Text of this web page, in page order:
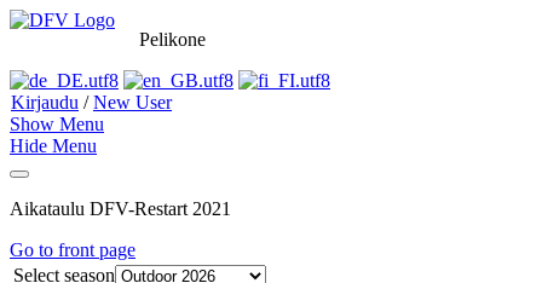
Pelikone
Kirjaudu /New User
Show Menu
Hide Menu
Aikataulu DFV-Restart 2021
Go to front page
Select season